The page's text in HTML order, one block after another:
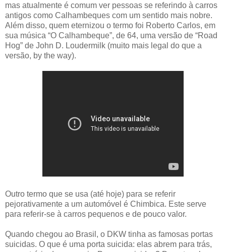
mas atualmente é comum ver pessoas se referindo à carros
antigos como Calhambeques com um sentido mais nobre.
Além disso, quem eternizou o termo foi Roberto Carlos, em
sua música “O Calhambeque”, de 64, uma versão de “Road
Hog” de John D. Loudermilk (muito mais legal do que a
versão, by the way).
Outro termo que se usa (até hoje) para se referir
pejorativamente a um automóvel é Chimbica. Este serve
para referir-se à carros pequenos e de pouco valor.
Quando chegou ao Brasil, o DKW tinha as famosas portas
suicidas. O que é uma porta suicida: elas abrem para trás,